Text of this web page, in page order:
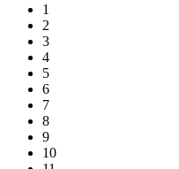
1
2
3
4
5
6
7
8
9
10